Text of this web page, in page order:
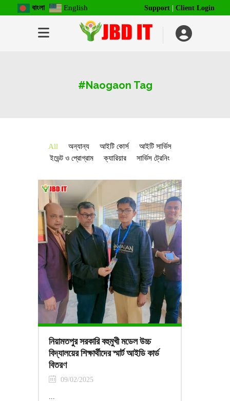
বাংলা English Support Client Login
#Naogaon Tag
All অন্যান্য আইটি কোর্স
আইটি সার্ভিস
ইভেন্ট ও প্রোগ্রাম
ক্যারিয়ার সার্ভিস ট্রেনিং
নিয়ামতপুর সরকারি বহুমুখী মডেল উচ্চ
বিদ্যালয়ের শিক্ষার্থীদের স্মার্ট আইডি কার্ড
বিতরণ
09/02/2025
...